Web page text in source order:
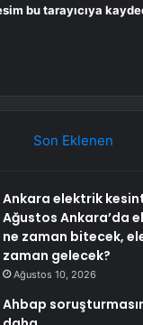
bu tarayıcıya
Son Eklenen
Ankara elektrik
Ağustos Ankara’da
ne zaman bitecek,
zaman gelecek?
Ağustos 10, 2026
Ahbap